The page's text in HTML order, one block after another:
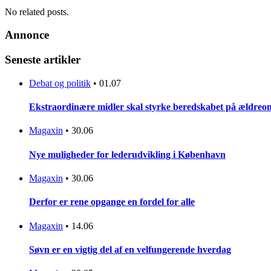
No related posts.
Annonce
Seneste artikler
Debat og politik • 01.07
Ekstraordinære midler skal styrke beredskabet på
Magaxin • 30.06
Nye muligheder for lederudvikling i København
Magaxin • 30.06
Derfor er rene opgange en fordel for alle
Magaxin • 14.06
Søvn er en vigtig del af en velfungerende hverdag